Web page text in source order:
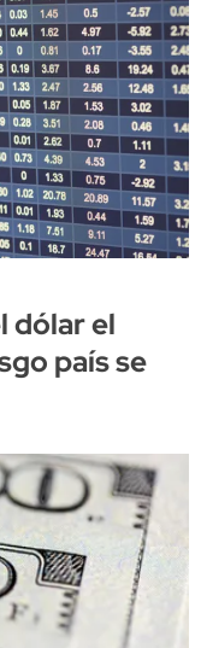
dólar el
país se